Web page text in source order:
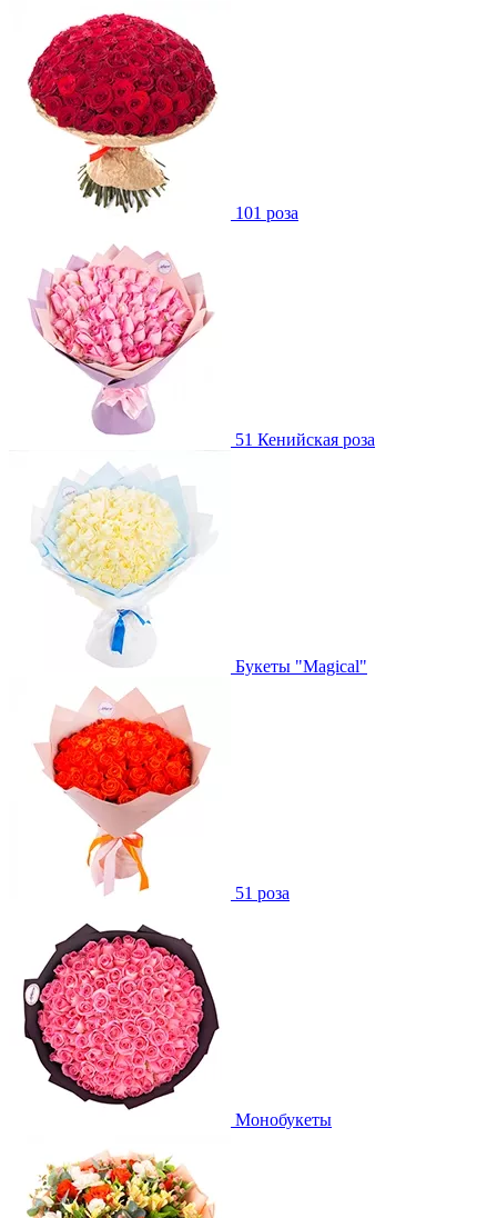
101 роза
51 Кенийская роза
Букеты "Magical"
51 роза
Монобукеты